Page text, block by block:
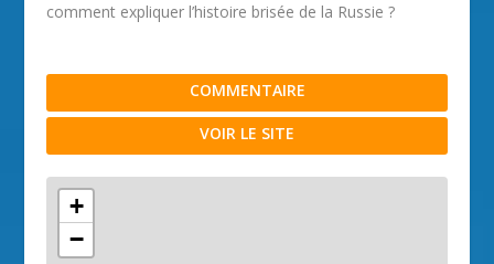
comment expliquer l’histoire brisée de la Russie ?
COMMENTAIRE
VOIR LE SITE
+
−